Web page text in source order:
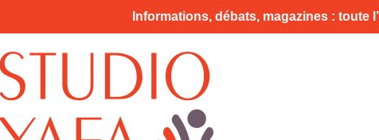
Informations, débats, magazines : toute